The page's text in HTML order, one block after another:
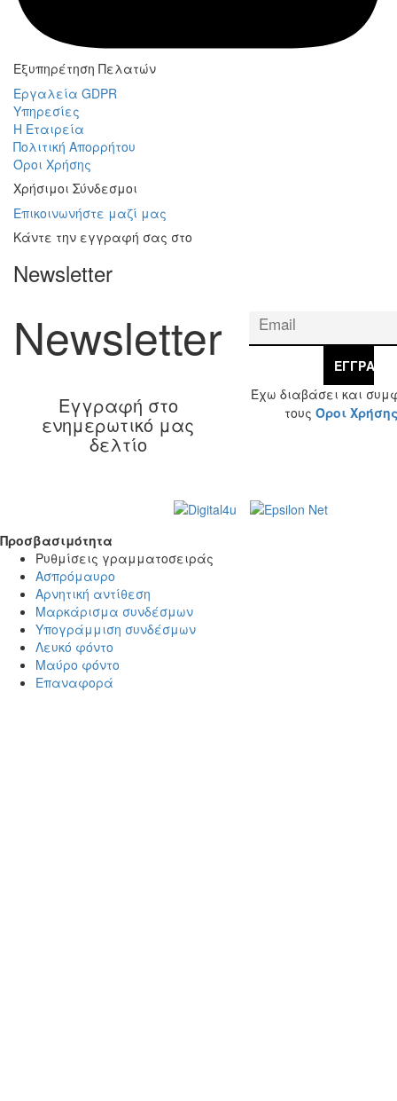
Εξυπηρέτηση Πελατών
Εργαλεία GDPR
Υπηρεσίες
Η Εταιρεία
Πολιτική Απορρήτου
Όροι Χρήσης
Χρήσιμοι Σύνδεσμοι
Επικοινωνήστε μαζί μας
Κάντε την εγγραφή σας στο
Newsletter
Newsletter
Εγγραφή στο
ενημερωτικό μας
δελτίο
ΕΓΓΡΑΦΉ
Έχω διαβάσει και
τους Όροι
Προσβασιμότητα
Προσβασιμότητα
Ρυθμίσεις γραμματοσειράς
Ασπρόμαυρο
Αρνητική αντίθεση
Μαρκάρισμα συνδέσμων
Υπογράμμιση συνδέσμων
Λευκό φόντο
Μαύρο φόντο
Επαναφορά